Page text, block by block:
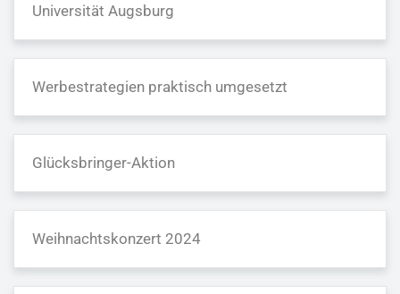
Universität Augsburg
Werbestrategien praktisch umgesetzt
Glücksbringer-Aktion
Weihnachtskonzert 2024